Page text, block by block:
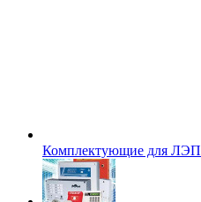
Комплектующие для ЛЭП